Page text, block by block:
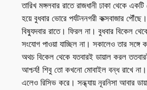
তারিখ মঙ্গলবার রাতে রাজধানী ঢাকা থেকে
হয়ে বুধবার ভোরে পর্যটননগরী কক্সবাজার
বিষ্যুদবার রাতে। ফিরল না। বুধবার বিকেল
সংযোগ পাওয়া যাচ্ছিল না। সকালেও তার সঙ্গে
অথচ বিকেল থেকে যতবারই ডায়াল করল
আশ্চর্য! শিবু তো কখনো মোবাইল বন্ধ রাখে
এলেও রিসিভ করে। সন্ধ্যায় নূরনিসা আবার